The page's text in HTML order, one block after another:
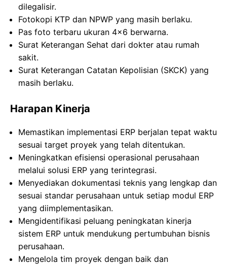
dilegalisir.
Fotokopi KTP dan NPWP yang masih berlaku.
Pas foto terbaru ukuran 4×6 berwarna.
Surat Keterangan Sehat dari dokter atau rumah
sakit.
Surat Keterangan Catatan Kepolisian (SKCK) yang
masih berlaku.
Harapan Kinerja
Memastikan implementasi ERP berjalan tepat waktu
sesuai target proyek yang telah ditentukan.
Meningkatkan efisiensi operasional perusahaan
melalui solusi ERP yang terintegrasi.
Menyediakan dokumentasi teknis yang lengkap dan
sesuai standar perusahaan untuk setiap modul ERP
yang diimplementasikan.
Mengidentifikasi peluang peningkatan kinerja
sistem ERP untuk mendukung pertumbuhan bisnis
perusahaan.
Mengelola tim proyek dengan baik dan